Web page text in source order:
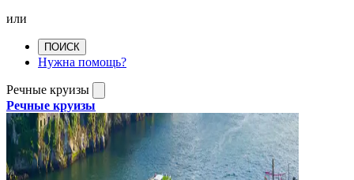
или
ПОИСК
Нужна помощь?
Речные круизы
Речные круизы